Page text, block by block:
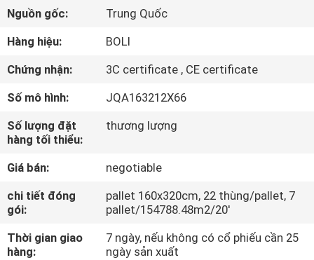
VIDEO
CHÚNG
TÔI
CHUYẾN
THAM
QUAN
NHÀ
MÁY
Nguồn gốc:
Trung Quốc
Hàng hiệu:
BOLI
Chứng nhận:
3C certificate , CE certificate
Số mô hình:
JQA163212X66
Số lượng đặt
hàng tối thiểu:
thương lượng
Giá bán:
negotiable
chi tiết đóng
gói:
pallet 160x320cm, 22 thùng/pallet, 7
pallet/154788.48m2/20'
Thời gian giao
hàng:
7 ngày, nếu không có cổ phiếu cần 25
ngày sản xuất